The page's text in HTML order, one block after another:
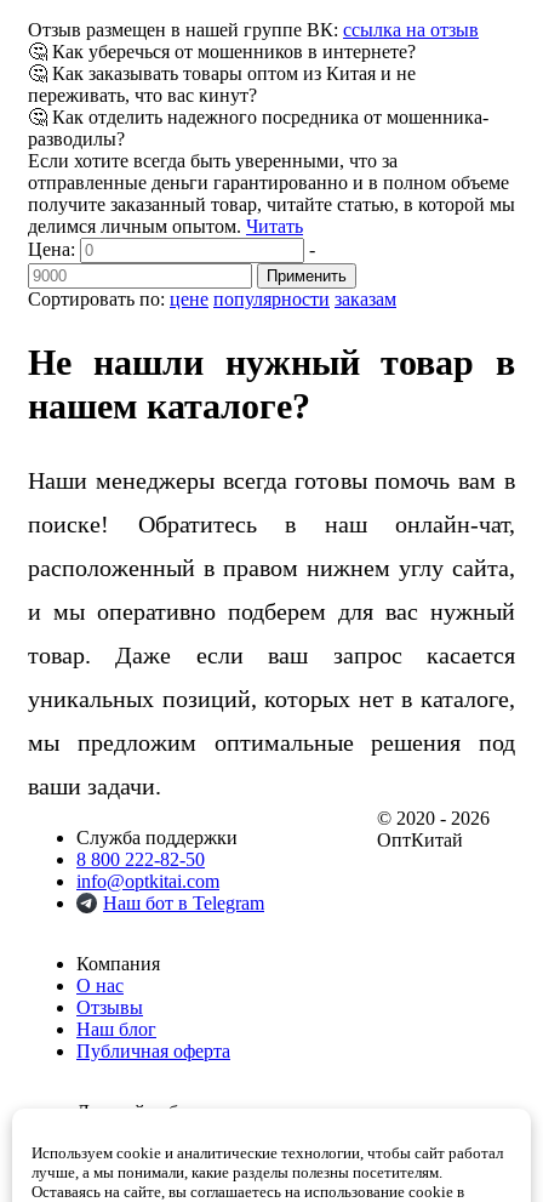
Отзыв размещен в нашей группе ВК: ссылка на отзыв
🤔 Как уберечься от мошенников в интернете?
🤔 Как заказывать товары оптом из Китая и не
переживать, что вас кинут?
🤔 Как отделить надежного посредника от мошенника-
разводилы?
Если хотите всегда быть уверенными, что за
отправленные деньги гарантированно и в полном объеме
получите заказанный товар, читайте статью, в которой мы
делимся личным опытом. Читать
Сортировать по: цене популярности заказам
Цена: -
Применить
Не нашли нужный товар в
нашем каталоге?
Наши менеджеры всегда готовы помочь вам в
поиске! Обратитесь в наш онлайн-чат,
расположенный в правом нижнем углу сайта,
и мы оперативно подберем для вас нужный
товар. Даже если ваш запрос касается
уникальных позиций, которых нет в каталоге,
мы предложим оптимальные решения под
ваши задачи.
Служба поддержки
8 800 222-82-50
info@optkitai.com
Наш бот в Telegram
Компания
О нас
Отзывы
Наш блог
Публичная оферта
Личный кабинет
Избранное
Корзина
© 2020 - 2026
ОптКитай
Используем cookie и аналитические технологии, чтобы сайт работал
лучше, а мы понимали, какие разделы полезны посетителям.
Оставаясь на сайте, вы соглашаетесь на использование cookie в